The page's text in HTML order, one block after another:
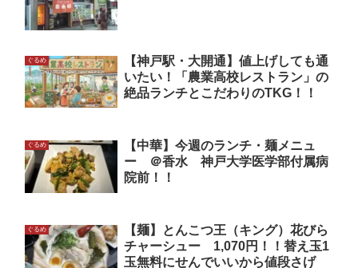
ぐるめ
【神戸駅・大開通】値上げしても通
いたい！「農業高校レストラン」の
絶品ランチとこだわりのTKG！！
ぐるめ
【中華】今週のランチ・麺メニュ
ー ＠香水 神戸大学医学部付属病
院前！！
ぐるめ
【麺】とんこつ王（キング）花びら
チャーシュー 1,070円！！替え玉1
玉無料にせんでいいから値段さげ